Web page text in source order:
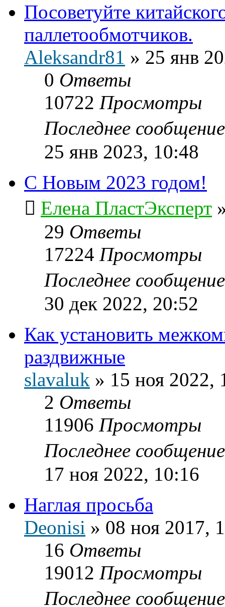
Посоветуйте
паллетообмотчиков.
Aleksandr81 » 25 янв
0 Ответы
10722 Просмотры
Последнее
25 янв 2023, 10:48
С Новым 2023 годом!
Елена ПластЭксперт
29 Ответы
17224 Просмотры
Последнее
30 дек 2022, 20:52
Как установить
раздвижные
slavaluk » 15 ноя 2022,
2 Ответы
11906 Просмотры
Последнее
17 ноя 2022, 10:16
Наглая просьба
Deonisi » 08 ноя 2017,
16 Ответы
19012 Просмотры
Последнее